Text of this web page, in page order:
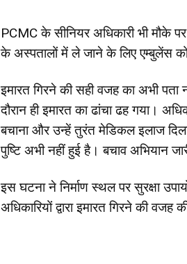
PCMC के सीनियर अधिकारी भी मौके
के अस्पतालों में ले जाने के लिए एम्बुलेंस
इमारत गिरने की सही वजह का अभी पता
दौरान ही इमारत का ढांचा ढह गया।
बचाना और उन्हें तुरंत मेडिकल इलाज
पुष्टि अभी नहीं हुई है। बचाव अभियान
इस घटना ने निर्माण स्थल पर सुरक्षा
अधिकारियों द्वारा इमारत गिरने की